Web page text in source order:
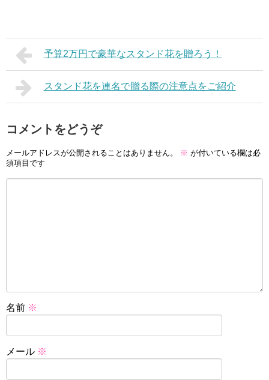
予算2万円で豪華なスタンド花を贈ろう！
スタンド花を連名で贈る際の注意点をご紹介
コメントをどうぞ
メールアドレスが公開されることはありません。 ※ が付いている欄は必
須項目です
名前 ※
メール ※